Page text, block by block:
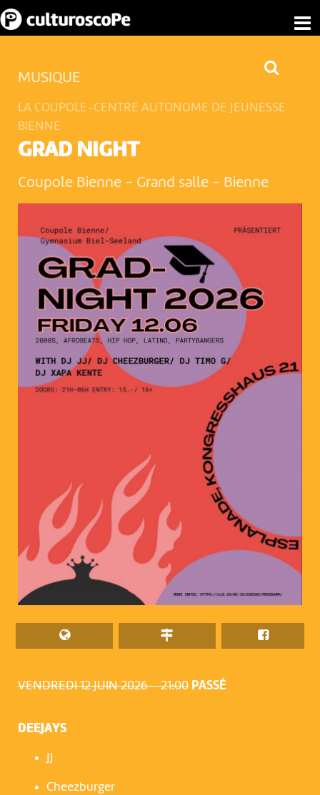
VENDREDI 12 JUIN 2026 – 21:00 PASSÉ
MUSIQUE
LA COUPOLE-CENTRE AUTONOME DE JEUNESSE
BIENNE
GRAD NIGHT
Coupole Bienne - Grand salle - Bienne
DEEJAYS
Cheezburger